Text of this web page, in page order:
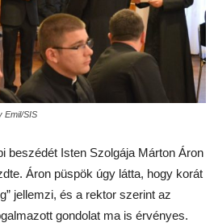
Emil/SIS
beszédét Isten Szolgája Márton Áron
Áron püspök úgy látta, hogy korát
jellemzi, és a rektor szerint az
gondolat ma is érvényes.